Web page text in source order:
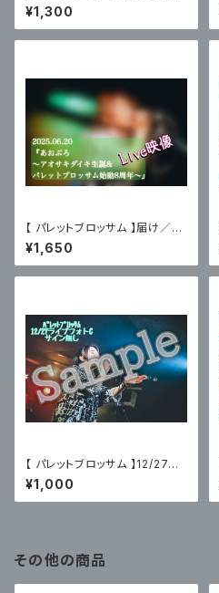
催ライブフォトC〈サイン有〉
¥1,300
【 パレットブロッサム 】届け／あ
おぶろ（2025.06.20）限定ブロ
マイド付
¥1,650
【 パレットブロッサム 】12/27主
催ライブフォトC〈サイン無〉
¥1,000
その他の商品